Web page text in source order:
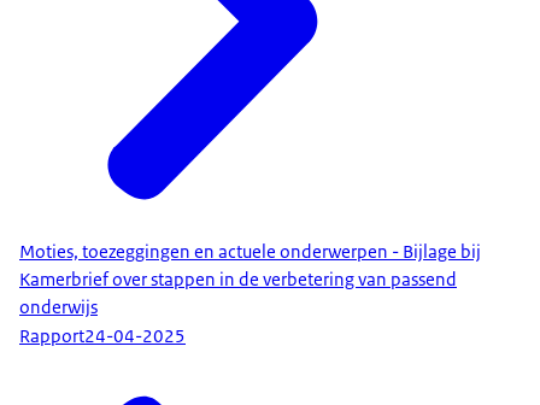
Moties, toezeggingen en actuele onderwerpen - Bijlage bij
Kamerbrief over stappen in de verbetering van passend
onderwijs
Rapport24-04-2025